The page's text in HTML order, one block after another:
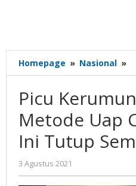
Homepage » Nasional »
19
Picu
Metode Uap
Ini Tutup
3 Agustus 2021
Gatot